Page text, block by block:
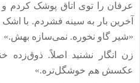
عرفان را توی اتاق پوشک کردم
آخرین بار به سینه فشردم. با
«شیر گاو نخوره. نمی‌سازه بهش.»
زن انگار نشنید اصلاً. ذوق‌زده
عکسش هم خوشگل‌تره.»